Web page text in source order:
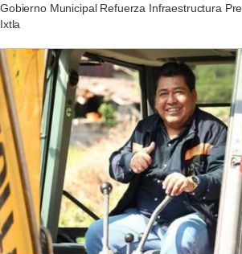
Gobierno Municipal Refuerza Infraestructura
Ixtla